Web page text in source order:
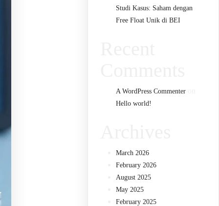
Studi Kasus: Saham dengan
Free Float Unik di BEI
A WordPress Commenter
Hello world!
March 2026
February 2026
August 2025
May 2025
February 2025